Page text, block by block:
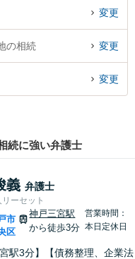
変更
の相続 変更
変更
続に強い弁護士
義 弁護士
ーセット
市
区
神戸三宮駅
から徒歩3分
営業時間：
本日定休日
宮駅3分】【債務整理、企業法